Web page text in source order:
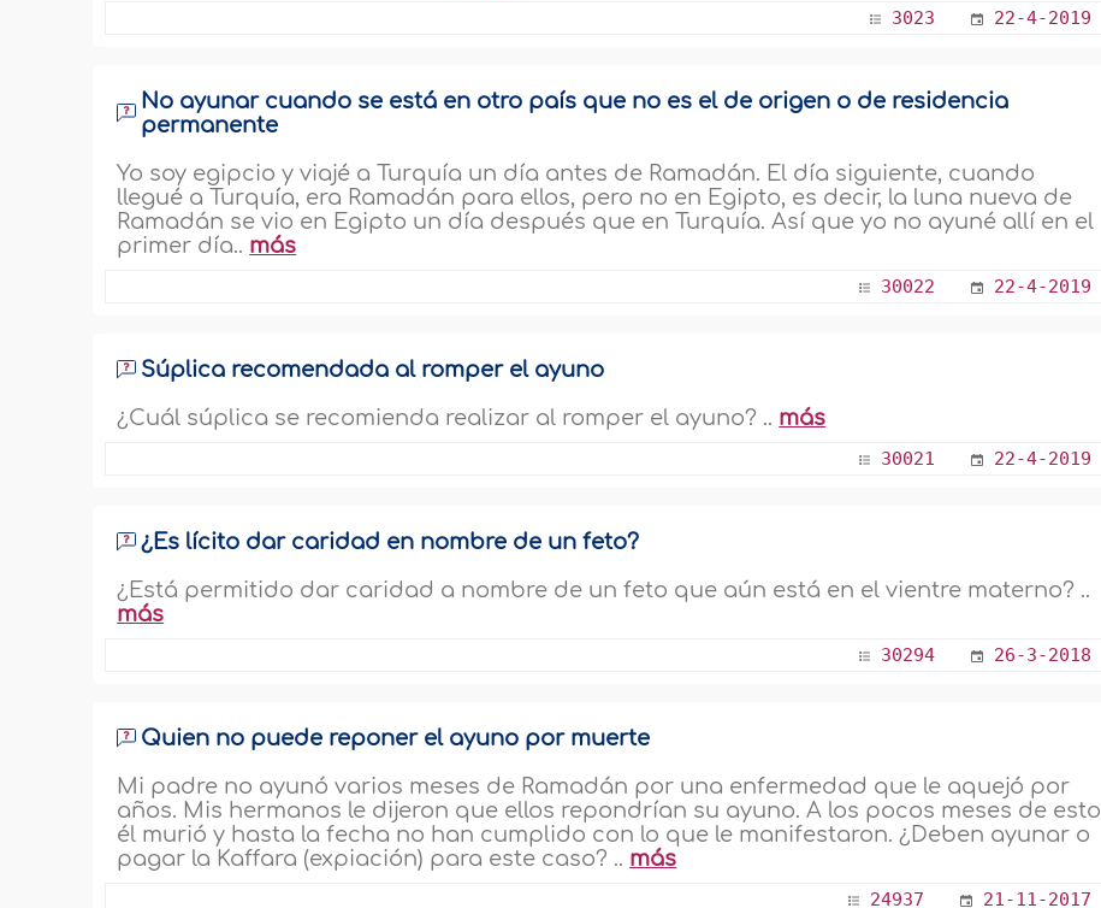
3023 22-4-2019
No ayunar cuando se está en otro país que no es el de origen o de residencia
permanente
Yo soy egipcio y viajé a Turquía un día antes de Ramadán. El día siguiente, cuando
llegué a Turquía, era Ramadán para ellos, pero no en Egipto, es decir, la luna nueva de
Ramadán se vio en Egipto un día después que en Turquía. Así que yo no ayuné allí en el
primer día.. más
30022 22-4-2019
Súplica recomendada al romper el ayuno
¿Cuál súplica se recomienda realizar al romper el ayuno? .. más
30021 22-4-2019
¿Es lícito dar caridad en nombre de un feto?
¿Está permitido dar caridad a nombre de un feto que aún está en el vientre materno? ..
más
30294 26-3-2018
Quien no puede reponer el ayuno por muerte
Mi padre no ayunó varios meses de Ramadán por una enfermedad que le aquejó por
años. Mis hermanos le dijeron que ellos repondrían su ayuno. A los pocos meses de esto
él murió y hasta la fecha no han cumplido con lo que le manifestaron. ¿Deben ayunar o
pagar la Kaffara (expiación) para este caso? .. más
24937 21-11-2017